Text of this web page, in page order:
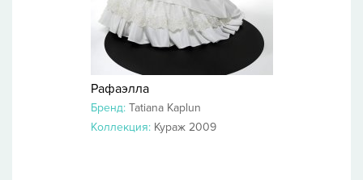
Рафаэлла
Бренд: Tatiana Kaplun
Коллекция: Кураж 2009